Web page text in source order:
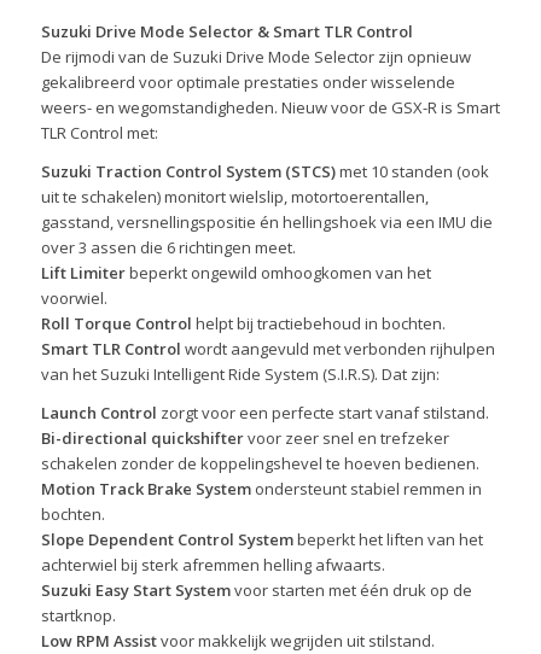
Suzuki Drive Mode Selector & Smart TLR Control
De rijmodi van de Suzuki Drive Mode Selector zijn opnieuw
gekalibreerd voor optimale prestaties onder wisselende
weers- en wegomstandigheden. Nieuw voor de GSX-R is Smart
TLR Control met:
Suzuki Traction Control System (STCS)met 10 standen (ook
uit te schakelen) monitort wielslip, motortoerentallen,
gasstand, versnellingspositie én hellingshoek via een IMU die
over 3 assen die 6 richtingen meet.
Lift Limiterbeperkt ongewild omhoogkomen van het
voorwiel.
Roll Torque Control helpt bij tractiebehoud in bochten.
Smart TLR Control wordt aangevuld met verbonden rijhulpen
van het Suzuki Intelligent Ride System (S.I.R.S). Dat zijn:
Launch Control zorgt voor een perfecte start vanaf stilstand.
Bi-directional quickshiftervoor zeer snel en trefzeker
schakelen zonder de koppelingshevel te hoeven bedienen.
Motion Track Brake Systemondersteunt stabiel remmen in
bochten.
Slope Dependent Control Systembeperkt het liften van het
achterwiel bij sterk afremmen helling afwaarts.
Suzuki Easy Start Systemvoor starten met één druk op de
startknop.
Low RPM Assistvoor makkelijk wegrijden uit stilstand.